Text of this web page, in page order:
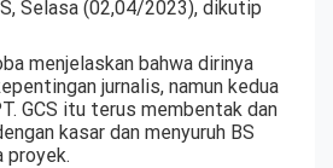
Selasa (02,04/2023), dikutip
menjelaskan bahwa dirinya
jurnalis, namun kedua
GCS itu terus membentak dan
kasar dan menyuruh BS
proyek.